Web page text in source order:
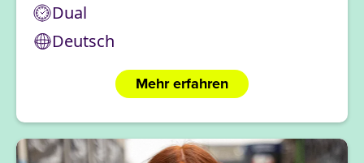
Dual
Deutsch
Mehr erfahren